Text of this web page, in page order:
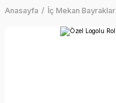
Anasayfa İç Mekan Bayraklar